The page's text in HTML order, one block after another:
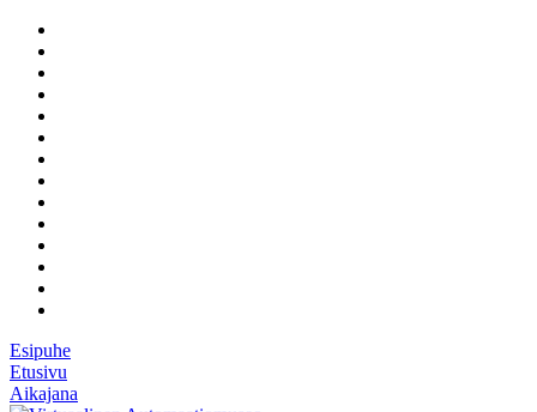
Esipuhe
Etusivu
Aikajana